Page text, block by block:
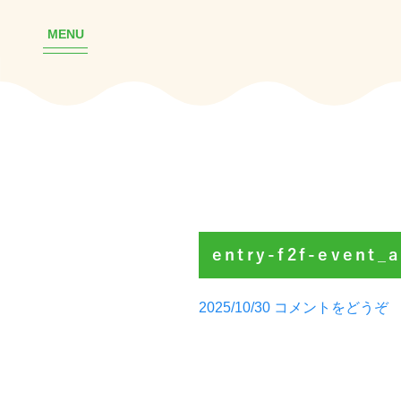
MENU
entry-f2f-
Posted
2025/10/30 コメントをどうぞ